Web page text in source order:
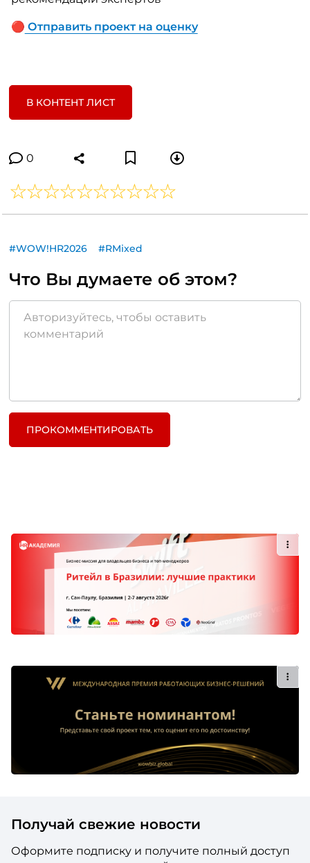
🔴 Отправить проект на оценку
В КОНТЕНТ ЛИСТ
0
#WOW!HR2026 #RMixed
Что Вы думаете об этом?
ПРОКОММЕНТИРОВАТЬ
Получай свежие новости
Оформите подписку и получите полный доступ